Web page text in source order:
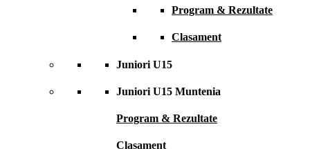
Program & Rezultate
Clasament
Juniori U15
Juniori U15 Muntenia
Program & Rezultate
Clasament